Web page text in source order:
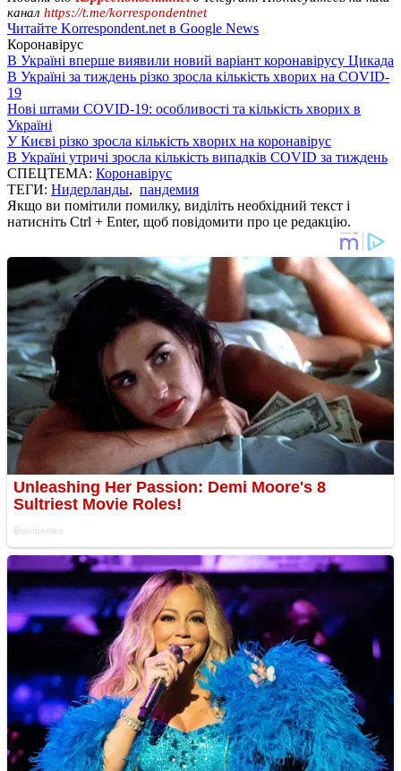
канал https://t.me/korrespondentnet
Читайте Korrespondent.net в Google News
Коронавірус
В Україні вперше виявили новий варіант коронавірусу Цикада
В Україні за тиждень різко зросла кількість хворих на COVID-
19
Нові штами COVID-19: особливості та кількість хворих в
Україні
У Києві різко зросла кількість хворих на коронавірус
В Україні утричі зросла кількість випадків COVID за тиждень
СПЕЦТЕМА: Коронавірус
ТЕГИ: Нидерланды, пандемия
Якщо ви помітили помилку, виділіть необхідний текст і
натисніть Ctrl + Enter, щоб повідомити про це редакцію.